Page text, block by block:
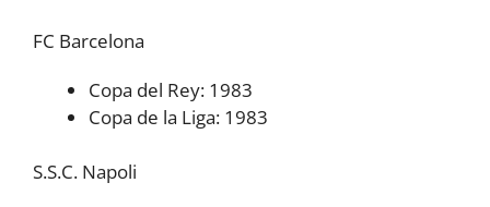
FC Barcelona
Copa del Rey: 1983
Copa de la Liga: 1983
S.S.C. Napoli